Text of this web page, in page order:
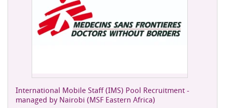
International Mobile Staff (IMS) Pool Recruitment -
managed by Nairobi (MSF Eastern Africa)